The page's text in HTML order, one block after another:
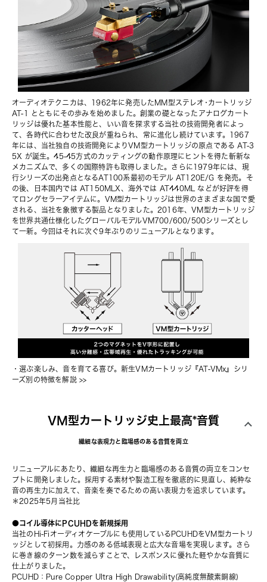
オーディオテクニカは、
1962年に発売したMM型ステレオ･カートリッジ
AT-1
とともにその歩みを始めました。創業の礎となったアナログカート
リッジは優れた基本性能と、いい音を探求する当社の技術開発者によっ
て、各時代に合わせた改良が重ねられ、常に進化し続けています。1967
年には、当社独自の技術開発によりVM型カートリッジの原点である AT-3
5X が誕生。45-45方式のカッティングの動作原理にヒントを得た斬新な
メカニズムで、多くの国際特許も取得しました。さらに1979年には、現
行シリーズの出発点となるAT100系最初のモデル AT120E/G を発売。そ
の後、日本国内では AT150MLX、海外では AT440ML などが好評を得
てロングセラーアイテムに。VM型カートリッジは世界のさまざまな国で愛
される、当社を象徴する製品となりました。2016年、VM型カートリッジ
を世界共通仕様化したグローバルモデルVM700/600/500シリーズとし
て一新。今回はそれに次ぐ9年ぶりのリニューアルとなります。
・選ぶ楽しみ、音を育てる喜び。新生VMカートリッジ『AT-VMx』シリ
ーズ別の特徴を解説 >>
VM型カートリッジ史上最高*音質
繊細な表現力と臨場感のある音質を両立
リニューアルにあたり、繊細な再生力と臨場感のある音質の両立をコンセ
プトに開発しました。採用する素材や製造工程を徹底的に見直し、純粋な
音の再生力に加えて、音楽を奏でるための高い表現力を追求しています。
＊2025年5月当社比
●コイル導体にPCUHDを新規採用
当社のHi-Fiオーディオケーブルにも使用しているPCUHDをVM型カートリ
ッジとして初採用。力感のある低域表現と広大な音場を実現します。さら
に巻き線のターン数を減らすことで、レスポンスに優れた軽やかな音質に
仕上がりました。
PCUHD：Pure Copper Ultra High Drawability(高純度無酸素銅線)